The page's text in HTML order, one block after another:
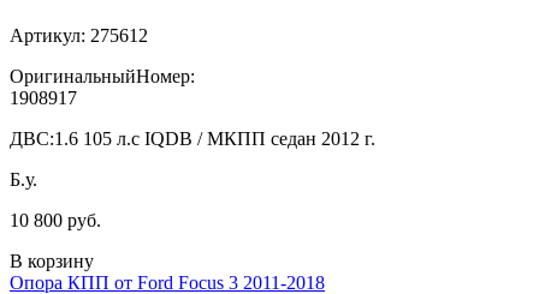
Артикул: 275612
ОригинальныйНомер:
1908917
ДВС:1.6 105 л.с IQDB / МКПП седан 2012 г.
Б.у.
10 800 руб.
В корзину
Опора КПП от Ford Focus 3 2011-2018